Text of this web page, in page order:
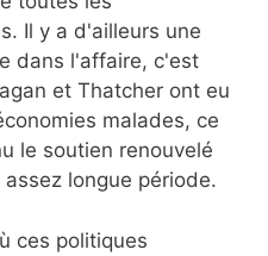
Il y a d'ailleurs une
dans l'affaire, c'est
et Thatcher ont eu
malades, ce
le soutien renouvelé
longue période.
ces politiques